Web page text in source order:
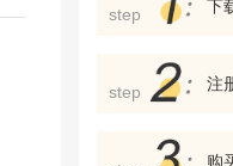
step 下
step 注
购